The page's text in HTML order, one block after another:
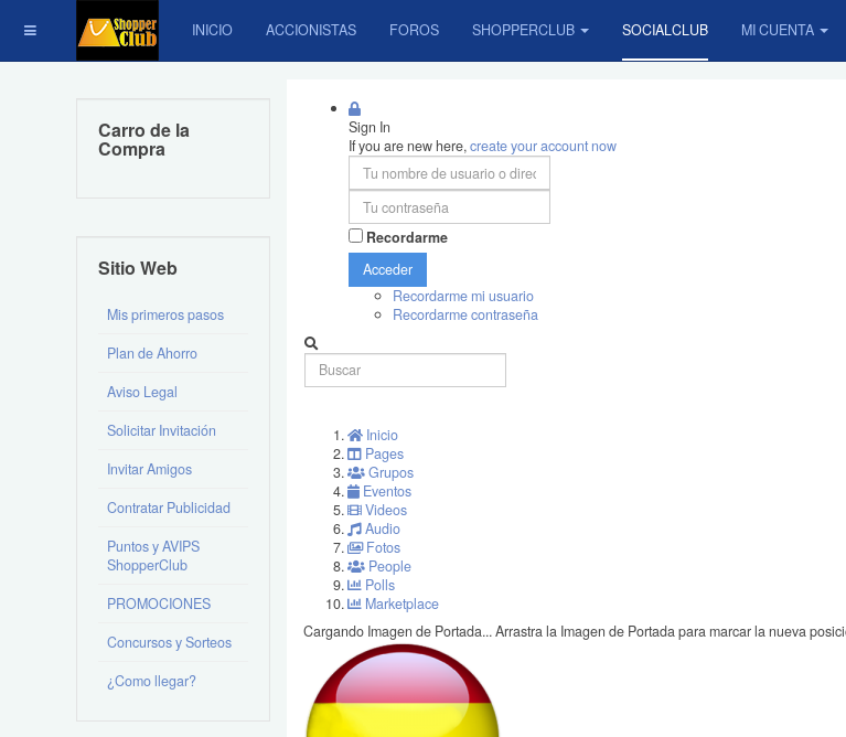
INICIO ACCIONISTAS FOROS SHOPPERCLUB SOCIALCLUB MI CUENTA
Sign In
If you are new here,create your account now
Recordarme
Acceder
Recordarme mi usuario
Recordarme contraseña
Inicio
Pages
Grupos
Eventos
Videos
Audio
Fotos
People
Polls
Marketplace
Cargando Imagen de Portada...Arrastra la Imagen de Portada para marcar la nueva
Carro de la
Compra
Sitio Web
Mis primeros pasos
Plan de Ahorro
Aviso Legal
Solicitar Invitación
Invitar Amigos
Contratar Publicidad
Puntos y AVIPS
ShopperClub
PROMOCIONES
Concursos y Sorteos
¿Como llegar?